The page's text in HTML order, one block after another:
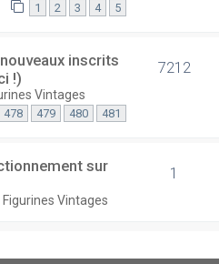
1 2 3 4 5
inscrits
!)
Vintages
478 479 480 481
7212
sur
Figurines Vintages
1